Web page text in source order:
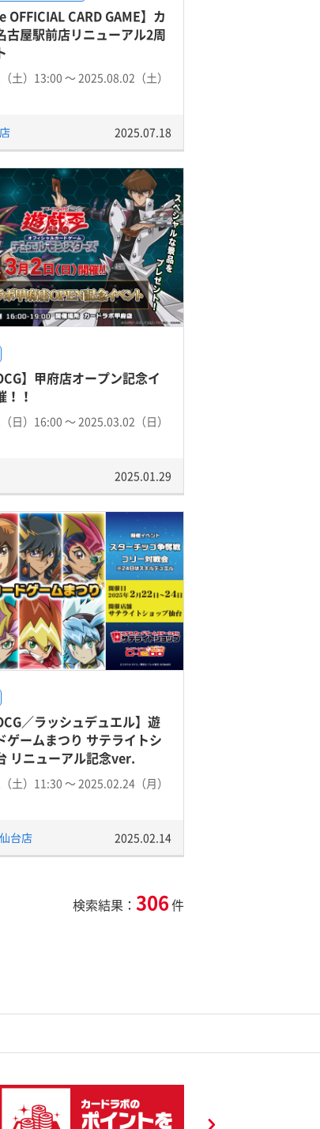
OFFICIAL CARD GAME】カ
古屋駅前店リニューアル2周
土）13:00 〜 2025.08.02（土）
2025.07.18
】甲府店オープン記念イ
！！
日）16:00 〜 2025.03.02（日）
2025.01.29
／ラッシュデュエル】遊
ゲームまつり サテライトシ
リニューアル記念ver.
土）11:30 〜 2025.02.24（月）
台店 2025.02.14
検索結果： 306件